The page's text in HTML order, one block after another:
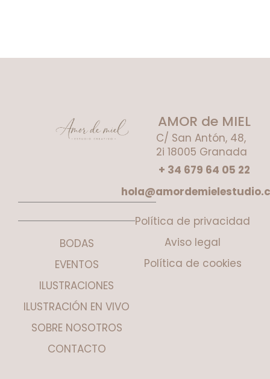
AMOR de MIEL
C/ San Antón, 48,
2i 18005 Granada
+ 34 679 64 05 22
BODAS
EVENTOS
ILUSTRACIONES
ILUSTRACIÓN EN VIVO
SOBRE NOSOTROS
CONTACTO
Política de privacidad
Aviso legal
Política de cookies